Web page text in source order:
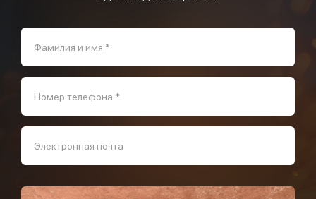
Фамилия и имя *
Номер телефона *
Электронная почта